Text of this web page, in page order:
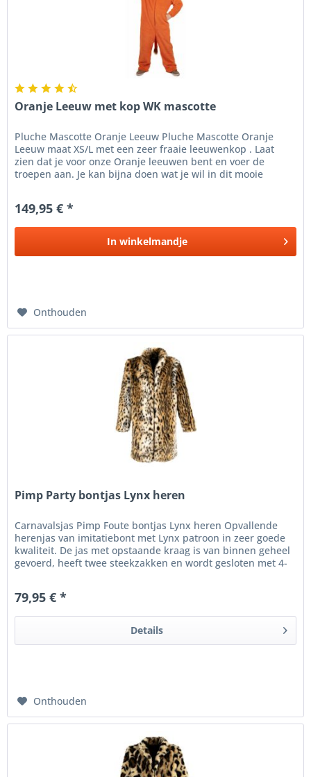
Oranje Leeuw met kop WK mascotte
Pluche Mascotte Oranje Leeuw Pluche Mascotte Oranje
Leeuw maat XS/L met een zeer fraaie leeuwenkop . Laat
zien dat je voor onze Oranje leeuwen bent en voer de
troepen aan. Je kan bijna doen wat je wil in dit mooie
149,95 € *
In winkelmandje
Onthouden
Pimp Party bontjas Lynx heren
Carnavalsjas Pimp Foute bontjas Lynx heren Opvallende
herenjas van imitatiebont met Lynx patroon in zeer goede
kwaliteit. De jas met opstaande kraag is van binnen geheel
gevoerd, heeft twee steekzakken en wordt gesloten met 4-
79,95 € *
Details
Onthouden